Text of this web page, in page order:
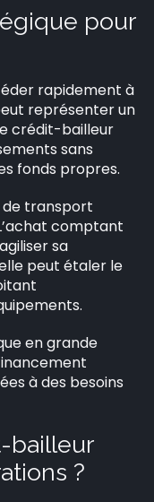
pour
rapidement à
représenter un
crédit-bailleur
sans
fonds propres.
de transport
comptant
sa
peut étaler le
en grande
à des besoins
bailleur
?